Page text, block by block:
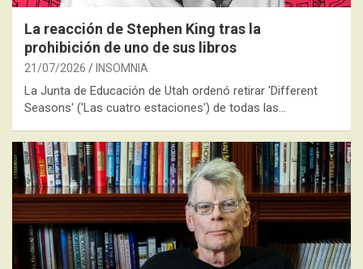
La reacción de Stephen King tras la
prohibición de uno de sus libros
21/07/2026 INSOMNIA
La Junta de Educación de Utah ordenó retirar 'Different
Seasons' ('Las cuatro estaciones') de todas las…